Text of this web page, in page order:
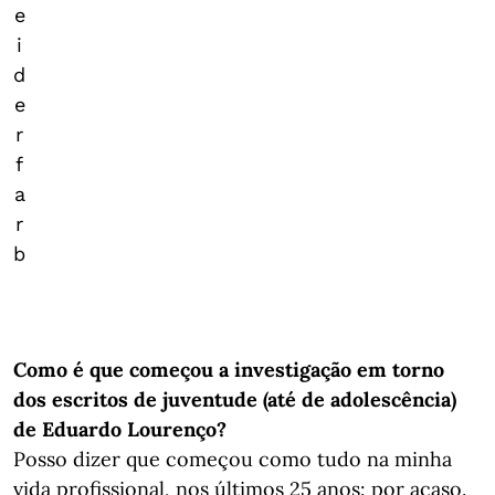
e
i
d
e
r
f
a
r
b
Como é que começou a investigação em torno
dos escritos de juventude (até de adolescência)
de Eduardo Lourenço?
Posso dizer que começou como tudo na minha
vida profissional, nos últimos 25 anos: por acaso.